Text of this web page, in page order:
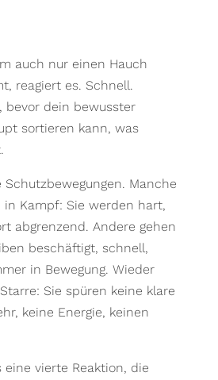
auch nur einen Hauch
reagiert es. Schnell.
bevor dein bewusster
sortieren kann, was
Manche
in Kampf: Sie werden hart,
abgrenzend. Andere gehen
beschäftigt, schnell,
in Bewegung. Wieder
Sie spüren keine klare
keine Energie, keinen
vierte Reaktion, die